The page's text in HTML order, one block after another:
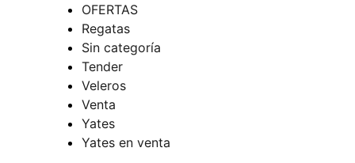
OFERTAS
Regatas
Sin categoría
Tender
Veleros
Venta
Yates
Yates en venta